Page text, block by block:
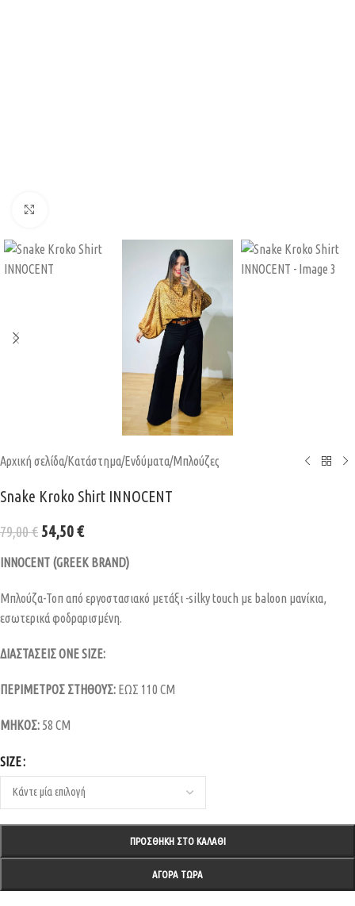
Αρχική σελίδα/Κατάστημα/Ενδύματα/Μπλούζες
Snake Kroko Shirt INNOCENT
79,00€54,50€
INNOCENT (GREEK BRAND)
Μπλούζα-Τοπ από εργοστασιακό μετάξι -silky touch με baloon μανίκια,
εσωτερικά φοδραρισμένη.
ΔΙΑΣΤΑΣΕΙΣ ONE SIZE:
ΠΕΡΙΜΕΤΡΟΣ ΣΤΗΘΟΥΣ: EΩΣ 110 CM
ΜΗΚΟΣ: 58 CM
SIZE
ΠΡΟΣΘΉΚΗ ΣΤΟ ΚΑΛΆΘΙ
ΑΓΟΡΆ ΤΏΡΑ